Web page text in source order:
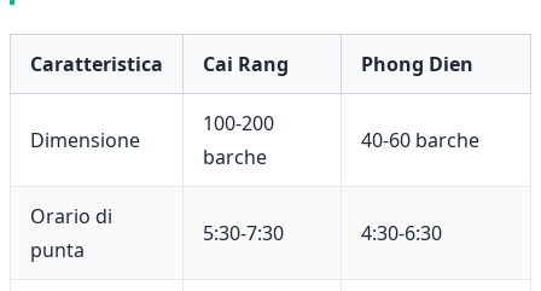
Caratteristica Cai Rang Phong Dien
Dimensione
100-200
barche
40-60 barche
Orario di
punta
5:30-7:30 4:30-6:30